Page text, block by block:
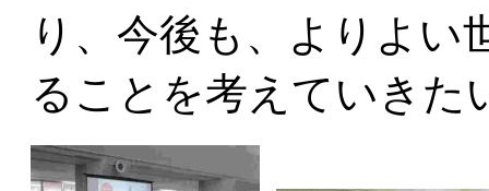
り、今後も、よりよい
ることを考えていきた